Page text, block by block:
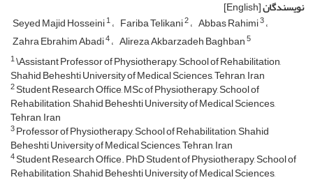
نویسندگان[English]
Seyed Majid Hosseini1 Fariba Telikani2 Abbas Rahimi3
Zahra Ebrahim Abadi4 Alireza Akbarzadeh Baghban5
1\Assistant Professor of Physiotherapy, School of Rehabilitation,
Shahid Beheshti University of Medical Sciences, Tehran, Iran
2Student Research Office, MSc of Physiotherapy, School of
Rehabilitation, Shahid Beheshti University of Medical Sciences,
Tehran, Iran
3Professor of Physiotherapy, School of Rehabilitation, Shahid
Beheshti University of Medical Sciences, Tehran, Iran
4Student Research Office. PhD Student of Physiotherapy, School of
Rehabilitation, Shahid Beheshti University of Medical Sciences,